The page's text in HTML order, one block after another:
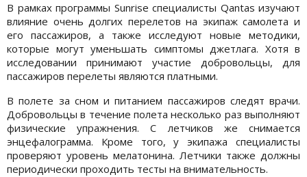
В рамках программы Sunrise специалисты Qantas изучают
влияние очень долгих перелетов на экипаж самолета и
его пассажиров, а также исследуют новые методики,
которые могут уменьшать симптомы джетлага. Хотя в
исследовании принимают участие добровольцы, для
пассажиров перелеты являются платными.
В полете за сном и питанием пассажиров следят врачи.
Добровольцы в течение полета несколько раз выполняют
физические упражнения. С летчиков же снимается
энцефалограмма. Кроме того, у экипажа специалисты
проверяют уровень мелатонина. Летчики также должны
периодически проходить тесты на внимательность.